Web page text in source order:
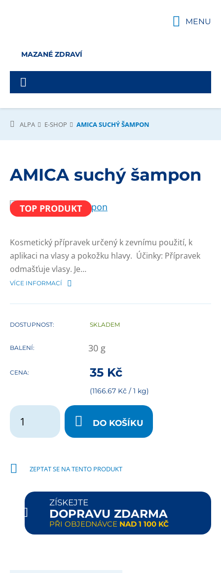
MAZANÉ ZDRAVÍ
MENU
ALPA E-SHOP AMICA SUCHÝ ŠAMPON
AMICA suchý šampon
TOP PRODUKT
Kosmetický přípravek určený k zevnímu použití, k
aplikaci na vlasy a pokožku hlavy. Účinky: Přípravek
odmašťuje vlasy. Je…
VÍCE INFORMACÍ
DOSTUPNOST: SKLADEM
BALENÍ: 30 g
CENA: 35 Kč
(1166.67 Kč / 1 kg)
DO KOŠÍKU
ZEPTAT SE NA TENTO PRODUKT
ZÍSKEJTE
DOPRAVU ZDARMA
PŘI OBJEDNÁVCE NAD 1 100 KČ